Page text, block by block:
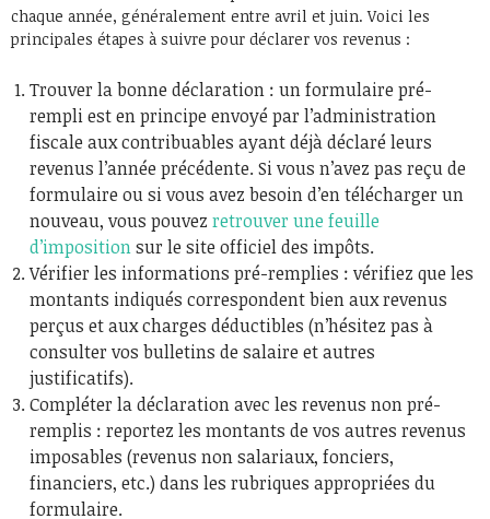
chaque année, généralement entre avril et juin. Voici les
principales étapes à suivre pour déclarer vos revenus :
Trouver la bonne déclaration : un formulaire pré-
rempli est en principe envoyé par l’administration
fiscale aux contribuables ayant déjà déclaré leurs
revenus l’année précédente. Si vous n’avez pas reçu de
formulaire ou si vous avez besoin d’en télécharger un
nouveau, vous pouvez retrouver une feuille
d’impositionsur le site officiel des impôts.
Vérifier les informations pré-remplies : vérifiez que les
montants indiqués correspondent bien aux revenus
perçus et aux charges déductibles (n’hésitez pas à
consulter vos bulletins de salaire et autres
justificatifs).
Compléter la déclaration avec les revenus non pré-
remplis : reportez les montants de vos autres revenus
imposables (revenus non salariaux, fonciers,
financiers, etc.) dans les rubriques appropriées du
formulaire.